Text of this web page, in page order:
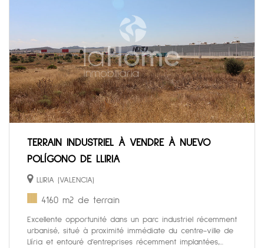
TERRAIN INDUSTRIEL À VENDRE À NUEVO
POLÍGONO DE LLIRIA
LLIRIA (VALENCIA)
4160 m2 de terrain
Excellente opportunité dans un parc industriel récemment
urbanisé, situé à proximité immédiate du centre-ville de
Llíria et entouré d’entreprises récemment implantées,...